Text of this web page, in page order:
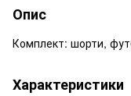
Опис
Комплект: шорти,
Характеристики